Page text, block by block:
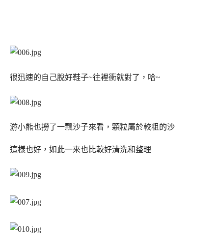
很迅速的自己脫好鞋子~往裡衝就對了，哈~
游小熊也撈了一瓢沙子來看，顆粒屬於較粗的沙
這樣也好，如此一來也比較好清洗和整理